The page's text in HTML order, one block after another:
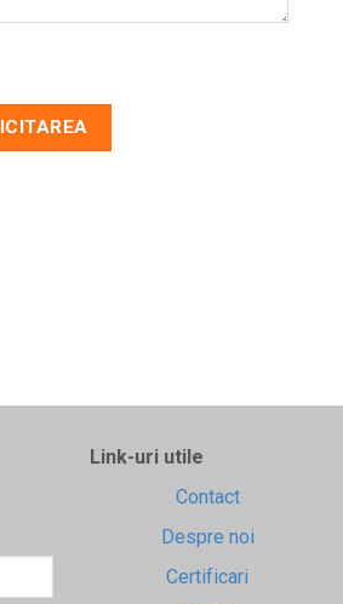
Link-uri utile
Contact
Despre noi
Certificari